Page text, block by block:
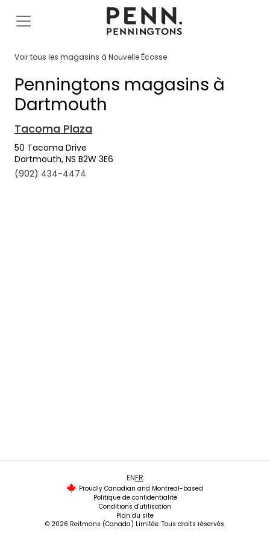
Voir tous les magasins à Nouvelle Écosse
Penningtons magasins à
Dartmouth
Tacoma Plaza
50 Tacoma Drive
Dartmouth, NS B2W 3E6
(902) 434-4474
ENFR
Proudly Canadian and Montreal-based
Politique de confidentialité
Conditions d'utilisation
Plan du site
© 2026 Reitmans (Canada) Limitée. Tous droits réservés.